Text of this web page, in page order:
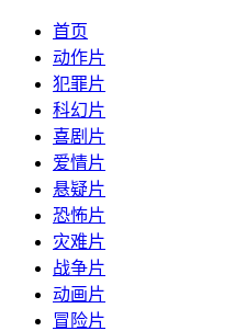
首页
动作片
犯罪片
科幻片
喜剧片
爱情片
悬疑片
恐怖片
灾难片
战争片
动画片
冒险片